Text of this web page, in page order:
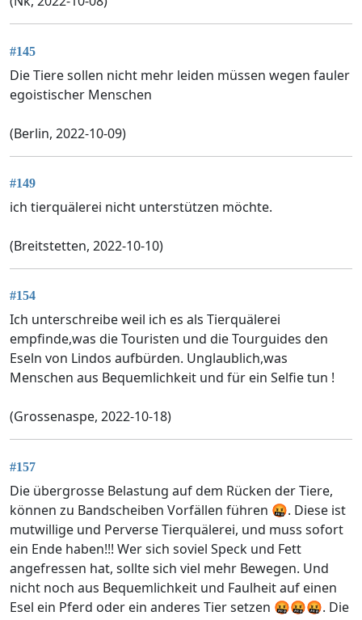
#145
Die Tiere sollen nicht mehr leiden müssen wegen fauler
egoistischer Menschen
(Berlin, 2022-10-09)
#149
ich tierquälerei nicht unterstützen möchte.
(Breitstetten, 2022-10-10)
#154
Ich unterschreibe weil ich es als Tierquälerei
empfinde,was die Touristen und die Tourguides den
Eseln von Lindos aufbürden. Unglaublich,was
Menschen aus Bequemlichkeit und für ein Selfie tun !
(Grossenaspe, 2022-10-18)
#157
Die übergrosse Belastung auf dem Rücken der Tiere,
können zu Bandscheiben Vorfällen führen 🤬. Diese ist
mutwillige und Perverse Tierquälerei, und muss sofort
ein Ende haben!!! Wer sich soviel Speck und Fett
angefressen hat, sollte sich viel mehr Bewegen. Und
nicht noch aus Bequemlichkeit und Faulheit auf einen
Esel ein Pferd oder ein anderes Tier setzen 🤬🤬🤬. Die